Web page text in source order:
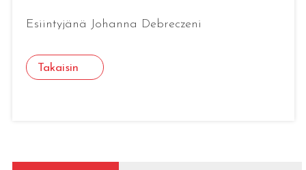
Esiintyjänä Johanna Debreczeni
Takaisin